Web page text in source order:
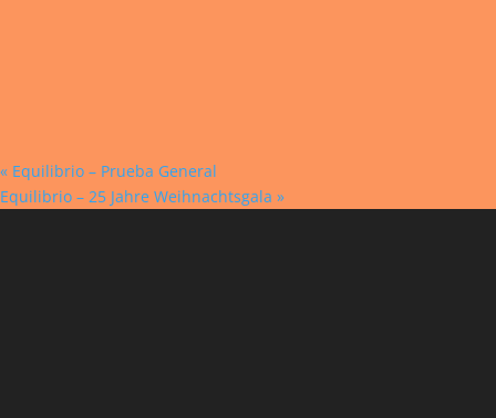
« Equilibrio – Prueba General
Equilibrio – 25 Jahre Weihnachtsgala »